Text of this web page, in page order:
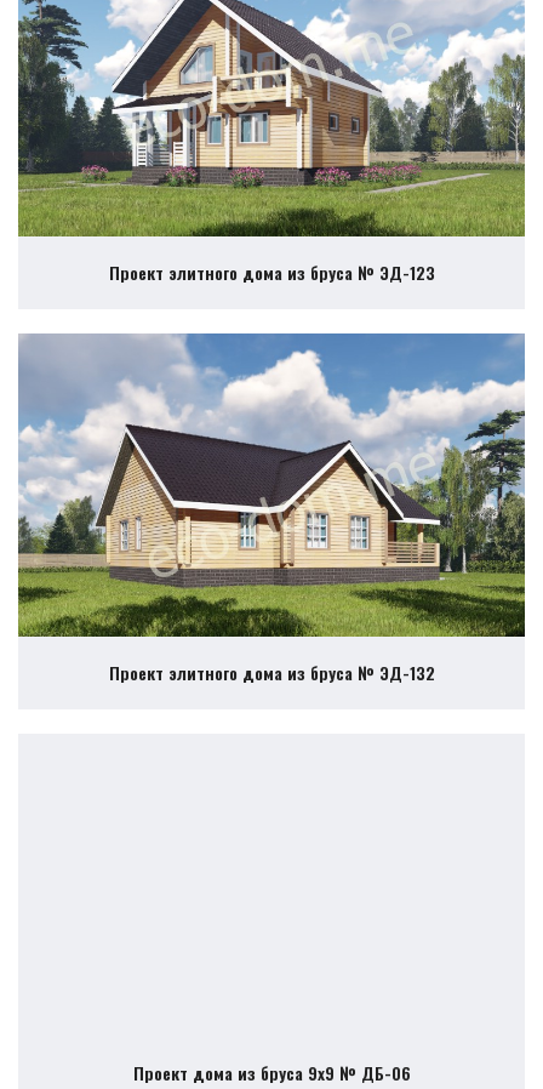
Проект элитного дома из бруса № ЭД-123
Проект элитного дома из бруса № ЭД-132
Проект дома из бруса 9х9 № ДБ-06